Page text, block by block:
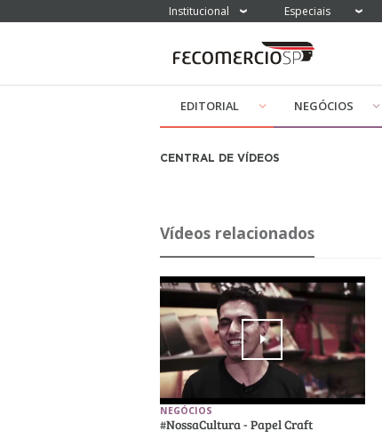
Institucional Especiais
EDITORIAL NEGÓCIOS
CENTRAL DE VÍDEOS
Vídeos relacionados
NEGÓCIOS
#NossaCultura - Papel Craft